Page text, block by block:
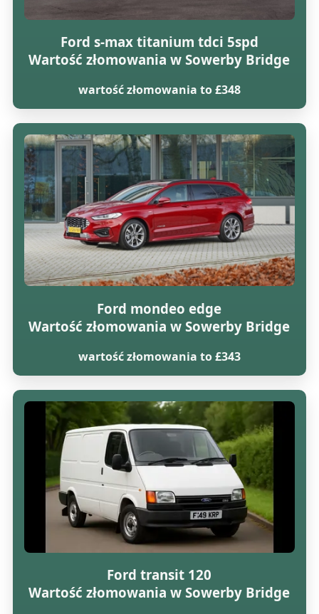
Ford s-max titanium tdci 5spd
Wartość złomowania w Sowerby Bridge
wartość złomowania to £348
Ford mondeo edge
Wartość złomowania w Sowerby Bridge
wartość złomowania to £343
Ford transit 120
Wartość złomowania w Sowerby Bridge